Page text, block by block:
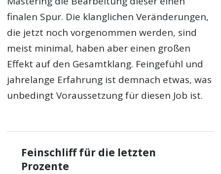
finalen Spur. Die klanglichen Veränderungen,
die jetzt noch vorgenommen werden, sind
meist minimal, haben aber einen großen
Effekt auf den Gesamtklang. Feingefühl und
jahrelange Erfahrung ist demnach etwas, was
unbedingt Voraussetzung für diesen Job ist.
Feinschliff für die letzten
Prozente